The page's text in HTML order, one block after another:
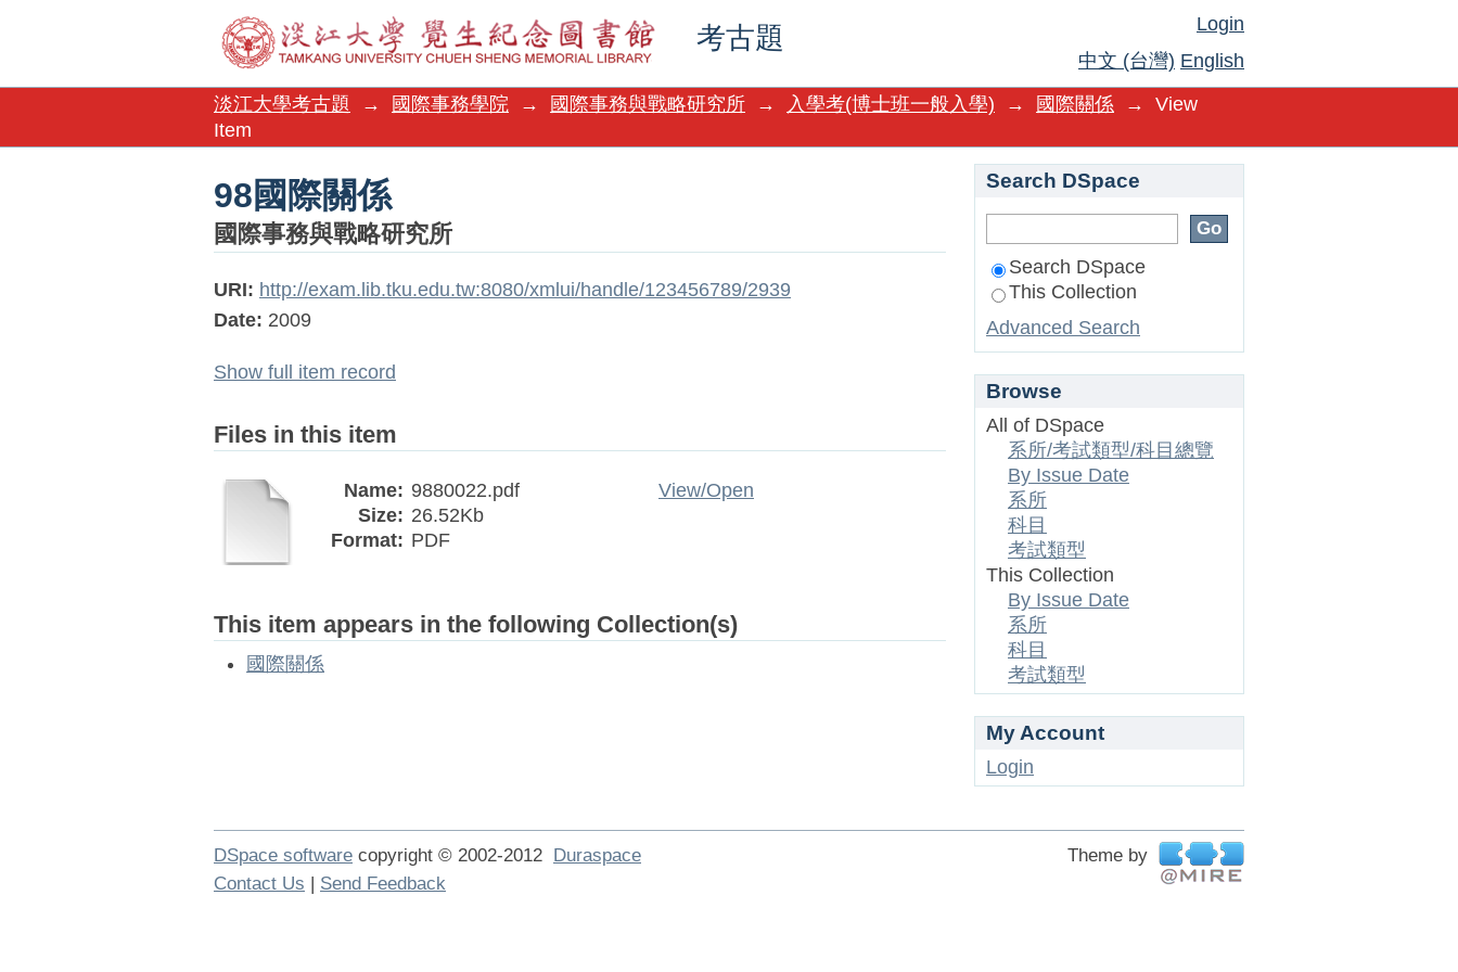
考古題
98國際關係
Login
中文 (台灣) English
淡江大學考古題
→ 國際事務學院 → 國際事務與戰略研究所 → 入學考(博士班一般入學) → 國際關係 →
View
Item
98國際關係
國際事務與戰略研究所
URI: http://exam.lib.tku.edu.tw:8080/xmlui/handle/123456789/2939
Date: 2009
Show full item record
Files in this item
Name: 9880022.pdf
Size: 26.52Kb
Format: PDF
View/Open
This item appears in the following Collection(s)
國際關係
Search DSpace
Search DSpace
This Collection
Advanced Search
Browse
All of DSpace
系所/考試類型/科目總覽
By Issue Date
系所
科目
考試類型
This Collection
By Issue Date
系所
科目
考試類型
My Account
Login
DSpace software copyright © 2002-2012 Duraspace
Theme by
Contact Us | Send Feedback